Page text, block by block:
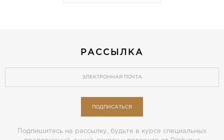
РАССЫЛКА
ПОДПИСАТЬСЯ
Подпишитесь на рассылку, будьте в курсе специальных